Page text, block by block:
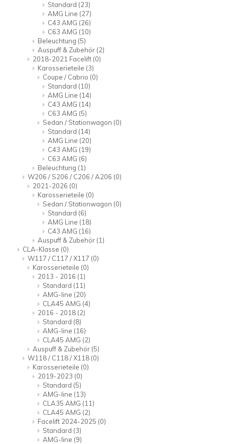
Standard (23)
AMG Line (27)
C43 AMG (26)
C63 AMG (10)
Beleuchtung (5)
Auspuff & Zubehör (2)
2018-2021 Facelift (0)
Karosserieteile (3)
Coupe / Cabrio (0)
Standard (10)
AMG Line (14)
C43 AMG (14)
C63 AMG (5)
Sedan / Stationwagon (0)
Standard (14)
AMG Line (20)
C43 AMG (19)
C63 AMG (6)
Beleuchtung (1)
W206 / S206 / C206 / A206 (0)
2021-2026 (0)
Karosserieteile (0)
Sedan / Stationwagon (0)
Standard (6)
AMG Line (18)
C43 AMG (16)
Auspuff & Zubehör (1)
CLA-Klasse (0)
W117 / C117 / X117 (0)
Karosserieteile (0)
2013 - 2016 (1)
Standard (11)
AMG-line (20)
CLA45 AMG (4)
2016 - 2018 (2)
Standard (8)
AMG-line (16)
CLA45 AMG (2)
Auspuff & Zubehör (5)
W118 / C118 / X118 (0)
Karosserieteile (0)
2019-2023 (0)
Standard (5)
AMG-line (13)
CLA35 AMG (11)
CLA45 AMG (2)
Facelift 2024-2025 (0)
Standard (3)
AMG-line (9)